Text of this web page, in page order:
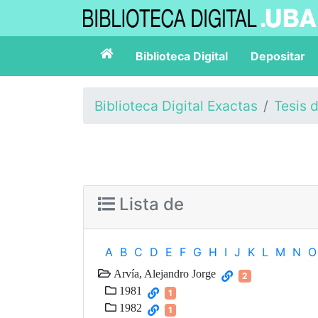
Biblioteca Digital Depositar
Biblioteca Digital Exactas Tesis
Lista de
A B C D E F G H I J K L M N O
Arvía, Alejandro Jorge 2
1981 1
1982 1